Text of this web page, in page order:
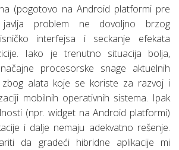
(pogotovo na Android platformi pre
problem ne dovoljno brzog
interfejsa i seckanje efekata
Iako je trenutno situacija bolja,
procesorske snage aktuelnih
alata koje se koriste za razvoj i
mobilnih operativnih sistema. Ipak
(npr. widget na Android platformi)
i dalje nemaju adekvatno rešenje.
da gradeći hibridne aplikacije mi